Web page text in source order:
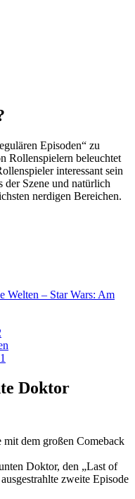
Episoden“ zu
Rollenspielern beleuchtet
interessant sein
der Szene und natürlich
nerdigen Bereichen.
Welten – Star Wars: Am
Doktor
mit dem großen Comeback
Doktor, den „Last of
zweite Episode